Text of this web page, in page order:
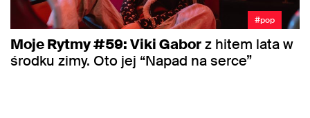
#pop
Moje Rytmy #59: Viki Gaborz hitem lata w
środku zimy. Oto jej “Napad na serce”